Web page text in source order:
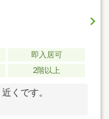
即入居可
2階以上
くです。